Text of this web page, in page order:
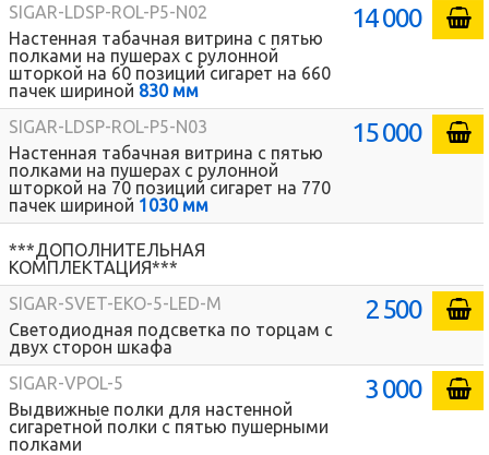
SIGAR-LDSP-ROL-P5-N02
Настенная табачная витрина с пятью
полками на пушерах с рулонной
шторкой на 60 позиций сигарет на 660
пачек шириной 830 мм
14 000
SIGAR-LDSP-ROL-P5-N03
Настенная табачная витрина с пятью
полками на пушерах с рулонной
шторкой на 70 позиций сигарет на 770
пачек шириной 1030 мм
15 000
***ДОПОЛНИТЕЛЬНАЯ
КОМПЛЕКТАЦИЯ***
SIGAR-SVET-EKO-5-LED-M
Светодиодная подсветка по торцам с
двух сторон шкафа
2 500
SIGAR-VPOL-5
Выдвижные полки для настенной
сигаретной полки с пятью пушерными
полками
3 000